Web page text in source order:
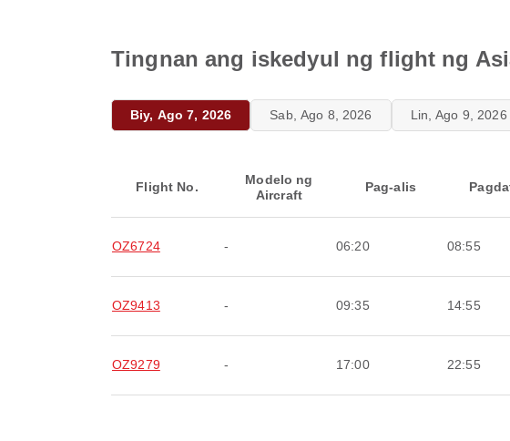
Tingnan ang iskedyul ng flight ng
Biy, Ago 7, 2026 Sab, Ago 8, 2026 Lin, Ago 9, 2026
Flight No.
Modelo ng
Aircraft
Pag-alis
OZ6724 - 06:20 08:55
OZ9413 - 09:35 14:55
OZ9279 - 17:00 22:55